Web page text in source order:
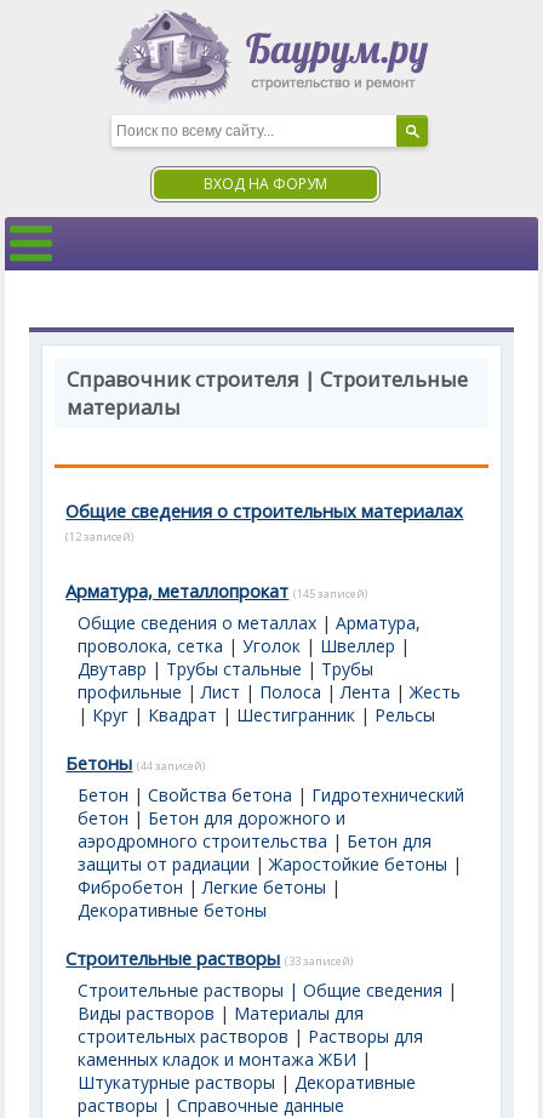
ВХОД НА ФОРУМ
Справочник строителя | Строительные
материалы
Общие сведения о строительных материалах
(12 записей)
Арматура, металлопрокат (145 записей)
Общие сведения о металлах |Арматура,
проволока, сетка |Уголок | Швеллер |
Двутавр | Трубы стальные | Трубы
профильные |Лист | Полоса |Лента |Жесть
| Круг | Квадрат | Шестигранник | Рельсы
Бетоны (44 записей)
Бетон |Свойства бетона | Гидротехнический
бетон | Бетон для дорожного и
аэродромного строительства | Бетон для
защиты от радиации |Жаростойкие бетоны |
Фибробетон |Легкие бетоны |
Декоративные бетоны
Строительные растворы (33 записей)
Строительные растворы | Общие сведения |
Виды растворов | Материалы для
строительных растворов | Растворы для
каменных кладок и монтажа ЖБИ |
Штукатурные растворы |Декоративные
растворы |Справочные данные